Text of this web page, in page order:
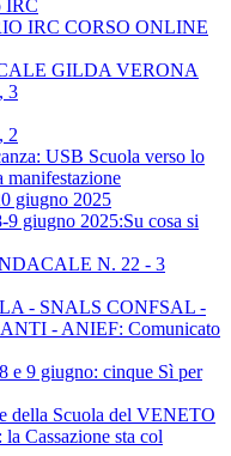
IRC
IRC CORSO ONLINE
GILDA VERONA
3
2
USB Scuola verso lo
manifestazione
giugno 2025
giugno 2025:Su cosa si
N. 22 - 3
- SNALS CONFSAL -
- ANIEF: Comunicato
e 9 giugno: cinque Sì per
della Scuola del VENETO
Cassazione sta col